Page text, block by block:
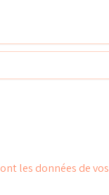
les données de